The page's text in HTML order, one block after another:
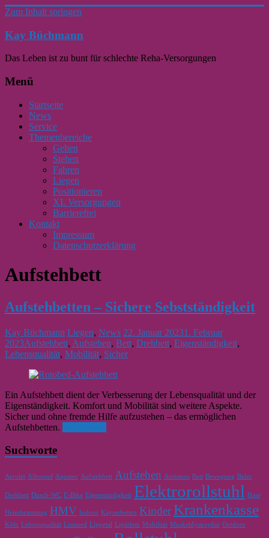
Zum Inhalt springen
Kay Büchmann
Das Leben ist zu bunt für schlechte Reha-Versorgungen
Menü
Startseite
News
Service
Themenbereiche
Gehen
Stehen
Fahren
Liegen
Positionieren
XL Versorgungen
Barrierefrei
Kontakt
Impressum
Datenschutzerklärung
Aufstehbett
Aufstehbetten – Sichere Sebstständigkeit
Kay Büchmann Liegen, News 22. Januar 20231. Februar
2023Aufstehbett, Aufstehen, Bett, Drehbett, Eigenständigkeit,
Lebensqualität, Mobilität, Sicher
Ein Aufstehbett dient der Verbesserung der Lebensqualität und der
Eigenständigkeit. Komfort und Mobilität sind weitere Aspekte.
Sicher und ohne fremde Hilfe aufzustehen – das ermöglichen
Aufstehbetten.
Suchworte
Aerolet Allround Aquatec Aufstehbett Aufstehen Autismus Bett Bewegung Bidet
Drehbett Dusch-WC E-Bike Eigenständigkeit Elektrorollstuhl Hase
Heimbeatmung HMV Indoor Kayserbetten Kinder Krankenkasse
Köln Lebensqualität Linimed Lippetal Lipödem Mobilität Muskeldystrophie Outdoor